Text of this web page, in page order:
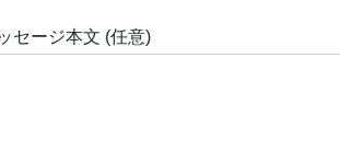
セージ本文 (任意)